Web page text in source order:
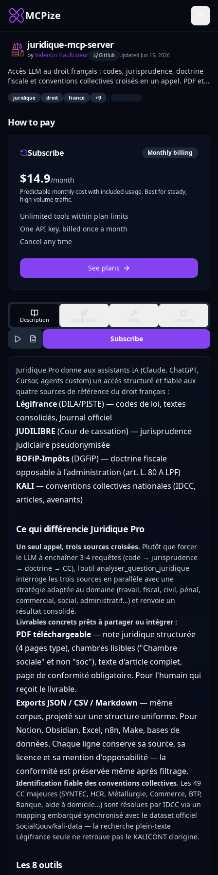
MCPize
juridique-mcp-server
byValentin Haultcoeur GitHub Updated Jun 15, 2026
Accès LLM au droit français : codes, jurisprudence, doctrine
fiscale et conventions collectives croisés en un appel. PDF et
exports intégrés.
juridique droit france +9 |
How to pay
Subscribe Monthly billing
$14.9/month
Predictable monthly cost with included usage. Best for steady,
high-volume traffic.
Unlimited tools within plan limits
One API key, billed once a month
Cancel any time
See plans
Description Quick Start Tools Reviews
Subscribe
Juridique Pro donne aux assistants IA (Claude, ChatGPT,
Cursor, agents custom) un accès structuré et fiable aux
quatre sources de référence du droit français :
Légifrance(DILA/PISTE) — codes de loi, textes
consolidés, Journal officiel
JUDILIBRE (Cour de cassation) — jurisprudence
judiciaire pseudonymisée
BOFiP-Impôts(DGFiP) — doctrine fiscale
opposable à l'administration (art. L. 80 A LPF)
KALI— conventions collectives nationales (IDCC,
articles, avenants)
Ce qui différencie Juridique Pro
Un seul appel, trois sources croisées. Plutôt que forcer
le LLM à enchaîner 3-4 requêtes (code → jurisprudence
→ doctrine → CC), l'outil analyser_question_juridique
interroge les trois sources en parallèle avec une
stratégie adaptée au domaine (travail, fiscal, civil, pénal,
commercial, social, administratif…) et renvoie un
résultat consolidé.
Livrables concrets prêts à partager ou intégrer :
PDF téléchargeable— note juridique structurée
(4 pages type), chambres lisibles ("Chambre
sociale" et non "soc"), texte d'article complet,
page de conformité obligatoire. Pour l'humain qui
reçoit le livrable.
Exports JSON / CSV / Markdown — même
corpus, projeté sur une structure uniforme. Pour
Notion, Obsidian, Excel, n8n, Make, bases de
données. Chaque ligne conserve sa source, sa
licence et sa mention d'opposabilité — la
conformité est préservée même après filtrage.
Identification fiable des conventions collectives. Les 49
CC majeures (SYNTEC, HCR, Métallurgie, Commerce, BTP,
Banque, aide à domicile…) sont résolues par IDCC via un
mapping embarqué synchronisé avec le dataset officiel
SocialGouv/kali-data — la recherche plein-texte
Légifrance seule ne retrouve pas le KALICONT d'origine.
Les 8 outils